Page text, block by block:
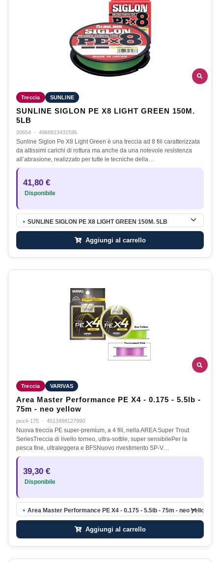
Treccia SUNLINE
SUNLINE SIGLON PE X8 LIGHT GREEN 150M.
5LB
20654 · 4968813431595
Sunline Siglon Pe X8 Light Green è una treccia ad 8 fili caratterizzata
da altissimi carichi di rottura ma anche da una notevole resistenza
all’abrasione, realizzato per tutte le tecniche della…
41,80 €
Disponibile
● SUNLINE SIGLON PE X8 LIGHT GREEN 150M. 5LB
Aggiungi al carrello
Treccia VARIVAS
Area Master Performance PE X4 - 0.175 - 5.5lb -
75m - neo yellow
pex4-175 · 4513498127990
Nuova treccia PE super-premium, a 4 fili, nella AREA Super Trout
SeriesTreccia di livello torneo, ultra-sottile, super sensibilePer la
pesca fine, ultraleggera e BFSNuovo rivestimento SP-V…
39,30 €
Disponibile
● Area Master Performance PE X4 - 0.175 - 5.5lb - 75m - neo yellow
Aggiungi al carrello